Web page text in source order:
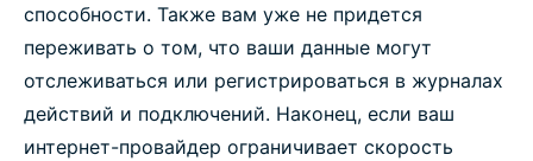
способности. Также вам уже не придется
переживать о том, что ваши данные могут
отслеживаться или регистрироваться в журналах
действий и подключений. Наконец, если ваш
интернет-провайдер ограничивает скорость